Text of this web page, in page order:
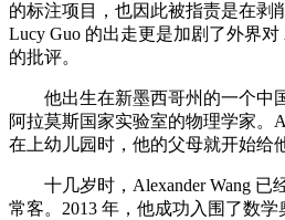
的标注项目，也因此被指责是在剥
Lucy Guo 的出走更是加剧了外界对
的批评。
他出生在新墨西哥州的一个中
阿拉莫斯国家实验室的物理学家。
在上幼儿园时，他的父母就开始给
十几岁时，Alexander Wang 已
常客。2013 年，他成功入围了数学